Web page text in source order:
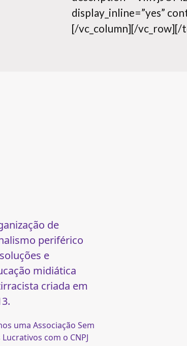
display_inline=”yes”
[/vc_column][/vc_row][/
de
periférico
e
midiática
criada em
uma Associação Sem
Lucrativos com o CNPJ